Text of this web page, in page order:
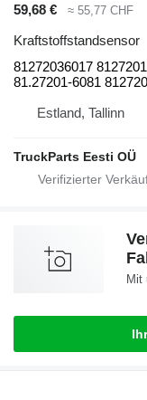
59,68 € ≈ 55,77 CHF
Kraftstoffstandsensor
81272036017
81.27201-6081
Estland, Tallinn
TruckParts Eesti OÜ
Mit